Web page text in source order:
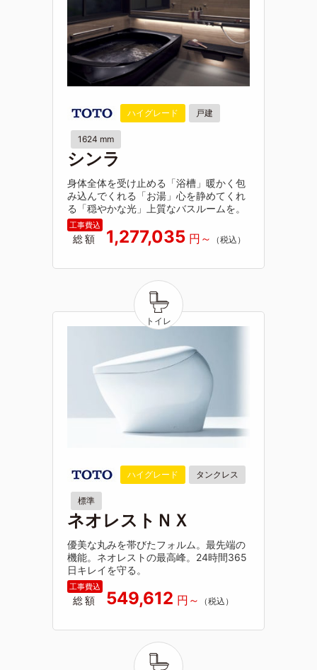
ハイグレード 戸建
1624 mm
シンラ
身体全体を受け止める「浴槽」暖かく包
み込んでくれる「お湯」心を静めてくれ
る「穏やかな光」上質なバスルームを。
総額 1,277,035
ハイグレード タンクレス
標準
ネオレストＮＸ
優美な丸みを帯びたフォルム。最先端の
機能。ネオレストの最高峰。24時間365
日キレイを守る。
総額 549,612